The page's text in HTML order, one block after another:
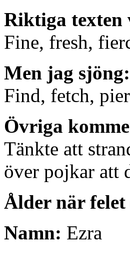
Riktiga texten
Fine, fresh,
Men jag sjöng:
Find, fetch,
Övriga
Tänkte att
över pojkar att
Ålder när
Namn: Ezra